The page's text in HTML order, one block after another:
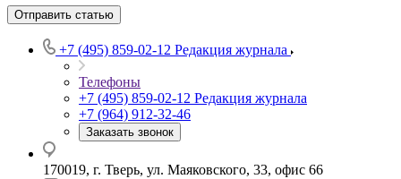
Отправить статью
+7 (495) 859-02-12 Редакция журнала
Телефоны
+7 (495) 859-02-12 Редакция журнала
+7 (964) 912-32-46
Заказать звонок
170019, г. Тверь, ул. Маяковского, 33, офис 66